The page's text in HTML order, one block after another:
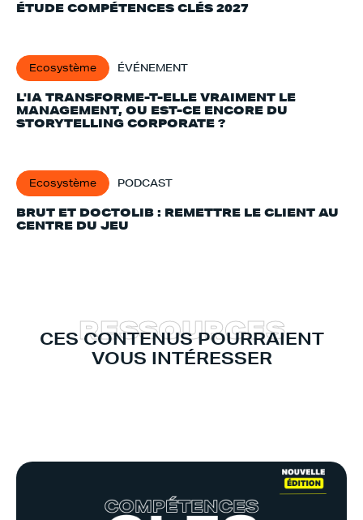
ÉTUDE COMPÉTENCES CLÉS 2027
Ecosystème ÉVÉNEMENT
L'IA TRANSFORME-T-ELLE VRAIMENT LE
MANAGEMENT, OU EST-CE ENCORE DU
STORYTELLING CORPORATE ?
Ecosystème PODCAST
BRUT ET DOCTOLIB : REMETTRE LE CLIENT AU
CENTRE DU JEU
CES CONTENUS POURRAIENT
VOUS INTÉRESSER
RESSOURCES